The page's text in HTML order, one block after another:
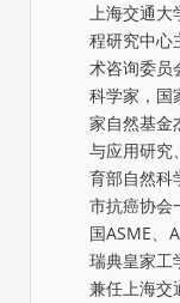
上海交通大
程研究中心
术咨询委员
科学家，国
家自然基金
与应用研究
育部自然科
市抗癌协会
国ASME、
瑞典皇家工
兼任上海交